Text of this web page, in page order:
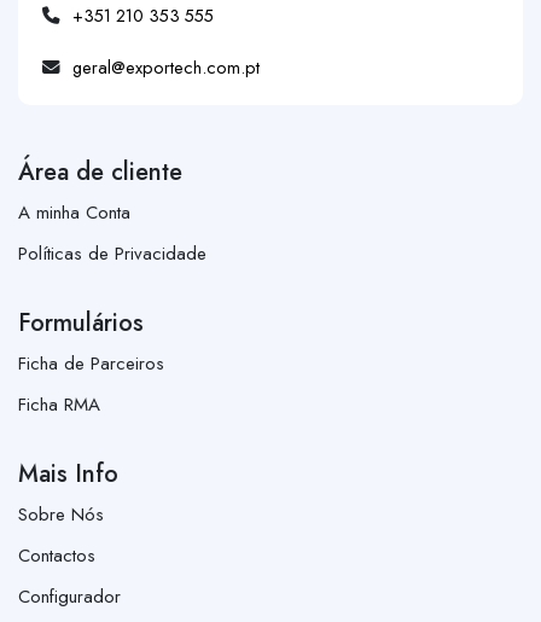
+351 210 353 555
geral@exportech.com.pt
Área de cliente
A minha Conta
Políticas de Privacidade
Formulários
Ficha de Parceiros
Ficha RMA
Mais Info
Sobre Nós
Contactos
Configurador